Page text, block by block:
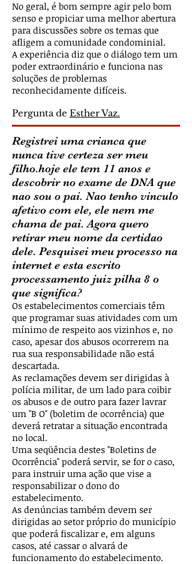
No geral, é bom sempre agir pelo bom
senso e propiciar uma melhor abertura
para discussões sobre os temas que
afligem a comunidade condominial.
A experiência diz que o diálogo tem um
poder extraordinário e funciona nas
soluções de problemas
reconhecidamente difíceis.
Pergunta de Esther Vaz.
Registrei uma crianca que
nunca tive certeza ser meu
filho.hoje ele tem 11 anos e
descobrir no exame de DNA que
nao sou o pai. Nao tenho vinculo
afetivo com ele, ele nem me
chama de pai. Agora quero
retirar meu nome da certidao
dele. Pesquisei meu processo na
internet e esta escrito
processamento juiz pilha 8 o
que significa?
Os estabelecimentos comerciais têm
que programar suas atividades com um
mínimo de respeito aos vizinhos e, no
caso, apesar dos abusos ocorrerem na
rua sua responsabilidade não está
descartada.
As reclamações devem ser dirigidas à
polícia militar, de um lado para coibir
os abusos e de outro para fazer lavrar
um "B O" (boletim de ocorrência) que
deverá retratar a situação encontrada
no local.
Uma seqüência destes "Boletins de
Ocorrência" poderá servir, se for o caso,
para instruir uma ação que vise a
responsabilizar o dono do
estabelecimento.
As denúncias também devem ser
dirigidas ao setor próprio do município
que poderá fiscalizar e, em alguns
casos, até cassar o alvará de
funcionamento do estabelecimento.